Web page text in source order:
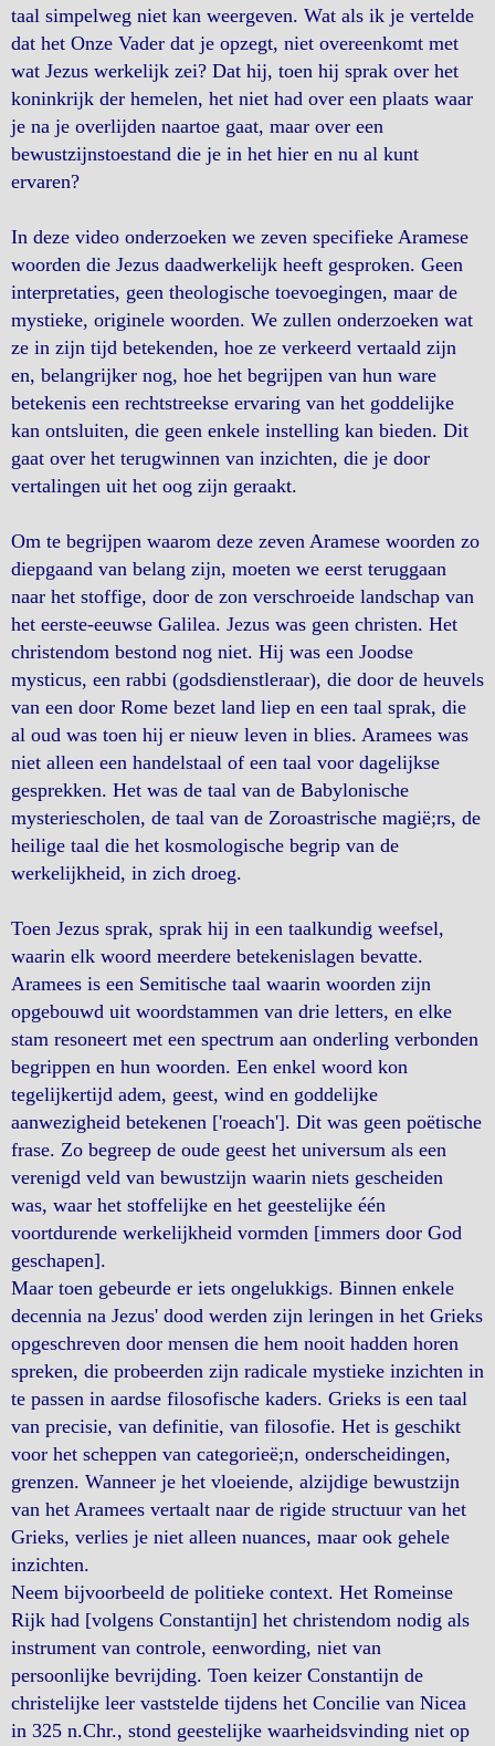
taal simpelweg niet kan weergeven. Wat als ik je vertelde
dat het Onze Vader dat je opzegt, niet overeenkomt met
wat Jezus werkelijk zei? Dat hij, toen hij sprak over het
koninkrijk der hemelen, het niet had over een plaats waar
je na je overlijden naartoe gaat, maar over een
bewustzijnstoestand die je in het hier en nu al kunt
ervaren?
In deze video onderzoeken we zeven specifieke Aramese
woorden die Jezus daadwerkelijk heeft gesproken. Geen
interpretaties, geen theologische toevoegingen, maar de
mystieke, originele woorden. We zullen onderzoeken wat
ze in zijn tijd betekenden, hoe ze verkeerd vertaald zijn
en, belangrijker nog, hoe het begrijpen van hun ware
betekenis een rechtstreekse ervaring van het goddelijke
kan ontsluiten, die geen enkele instelling kan bieden. Dit
gaat over het terugwinnen van inzichten, die je door
vertalingen uit het oog zijn geraakt.
Om te begrijpen waarom deze zeven Aramese woorden zo
diepgaand van belang zijn, moeten we eerst teruggaan
naar het stoffige, door de zon verschroeide landschap van
het eerste-eeuwse Galilea. Jezus was geen christen. Het
christendom bestond nog niet. Hij was een Joodse
mysticus, een rabbi (godsdienstleraar), die door de heuvels
van een door Rome bezet land liep en een taal sprak, die
al oud was toen hij er nieuw leven in blies. Aramees was
niet alleen een handelstaal of een taal voor dagelijkse
gesprekken. Het was de taal van de Babylonische
mysteriescholen, de taal van de Zoroastrische magië;rs, de
heilige taal die het kosmologische begrip van de
werkelijkheid, in zich droeg.
Toen Jezus sprak, sprak hij in een taalkundig weefsel,
waarin elk woord meerdere betekenislagen bevatte.
Aramees is een Semitische taal waarin woorden zijn
opgebouwd uit woordstammen van drie letters, en elke
stam resoneert met een spectrum aan onderling verbonden
begrippen en hun woorden. Een enkel woord kon
tegelijkertijd adem, geest, wind en goddelijke
aanwezigheid betekenen ['roeach']. Dit was geen poëtische
frase. Zo begreep de oude geest het universum als een
verenigd veld van bewustzijn waarin niets gescheiden
was, waar het stoffelijke en het geestelijke één
voortdurende werkelijkheid vormden [immers door God
geschapen].
Maar toen gebeurde er iets ongelukkigs. Binnen enkele
decennia na Jezus' dood werden zijn leringen in het Grieks
opgeschreven door mensen die hem nooit hadden horen
spreken, die probeerden zijn radicale mystieke inzichten in
te passen in aardse filosofische kaders. Grieks is een taal
van precisie, van definitie, van filosofie. Het is geschikt
voor het scheppen van categorieë;n, onderscheidingen,
grenzen. Wanneer je het vloeiende, alzijdige bewustzijn
van het Aramees vertaalt naar de rigide structuur van het
Grieks, verlies je niet alleen nuances, maar ook gehele
inzichten.
Neem bijvoorbeeld de politieke context. Het Romeinse
Rijk had [volgens Constantijn] het christendom nodig als
instrument van controle, eenwording, niet van
persoonlijke bevrijding. Toen keizer Constantijn de
christelijke leer vaststelde tijdens het Concilie van Nicea
in 325 n.Chr., stond geestelijke waarheidsvinding niet op